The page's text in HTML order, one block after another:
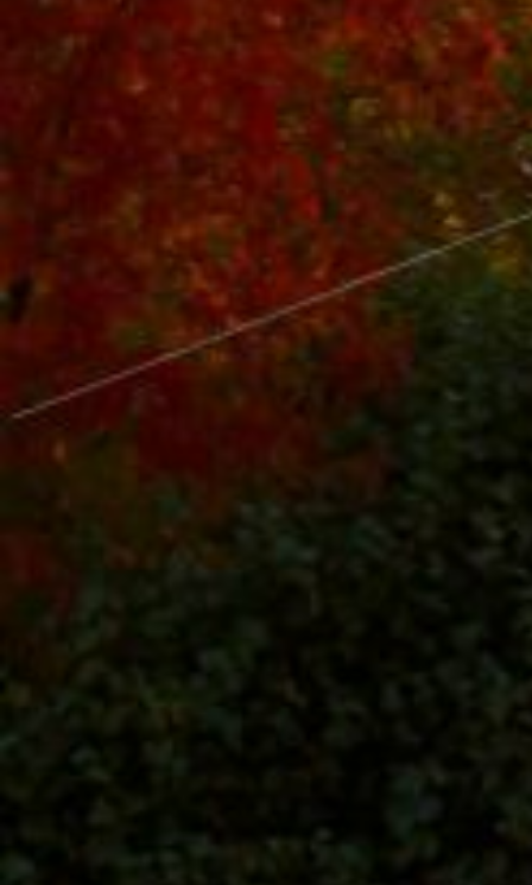
Облачность
Луна
Дождь